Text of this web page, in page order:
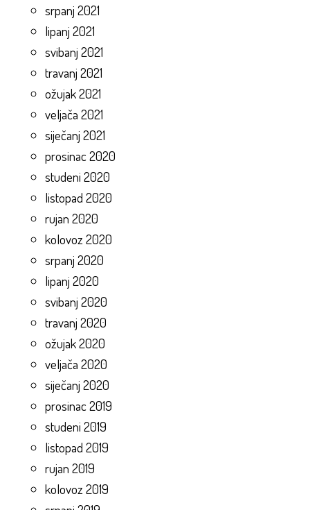
srpanj 2021
lipanj 2021
svibanj 2021
travanj 2021
ožujak 2021
veljača 2021
siječanj 2021
prosinac 2020
studeni 2020
listopad 2020
rujan 2020
kolovoz 2020
srpanj 2020
lipanj 2020
svibanj 2020
travanj 2020
ožujak 2020
veljača 2020
siječanj 2020
prosinac 2019
studeni 2019
listopad 2019
rujan 2019
kolovoz 2019